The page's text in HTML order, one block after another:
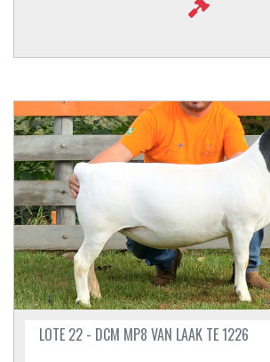
LOTE 22 - DCM MP8 VAN LAAK TE 1226